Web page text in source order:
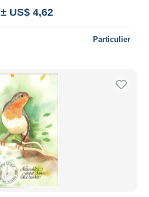
± US$ 4,62
Particulier